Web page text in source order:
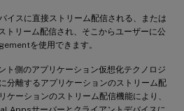
イスに直接ストリーム配信される、または
リーム配信され、そこからユーザーに公
を使用できます。
側のアプリケーション仮想化テクノロジ
分離するアプリケーションのストリーム配
ケーションのストリーム配信機能により、